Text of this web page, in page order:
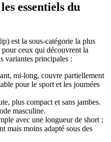
essentiels du
est la sous-catégorie la plus
ceux qui découvrent la
variantes principales :
mi-long, couvre partiellement
pour le sport et les journées
plus compact et sans jambes.
masculine.
avec une longueur de short ;
mais moins adapté sous des